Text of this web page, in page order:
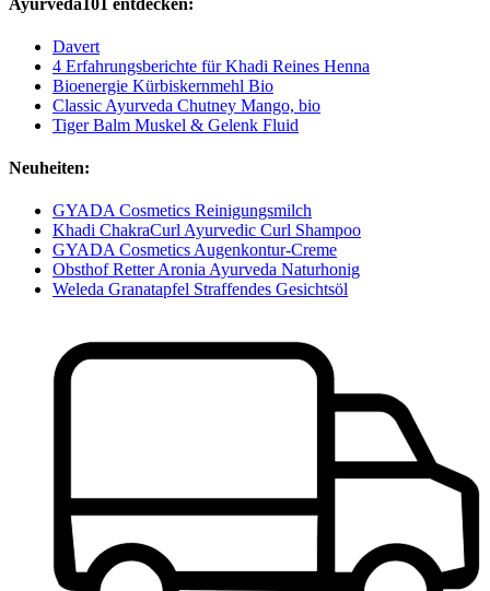
Davert
4 Erfahrungsberichte für Khadi Reines Henna
Bioenergie Kürbiskernmehl Bio
Classic Ayurveda Chutney Mango, bio
Tiger Balm Muskel & Gelenk Fluid
Neuheiten:
GYADA Cosmetics Reinigungsmilch
Khadi ChakraCurl Ayurvedic Curl Shampoo
GYADA Cosmetics Augenkontur-Creme
Obsthof Retter Aronia Ayurveda Naturhonig
Weleda Granatapfel Straffendes Gesichtsöl